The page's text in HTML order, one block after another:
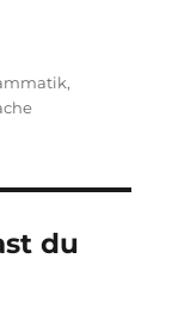
,
du